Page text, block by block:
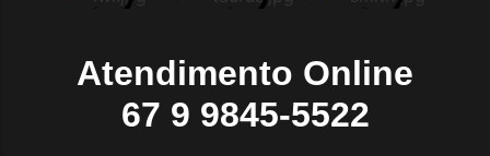
Atendimento Online
67 9 9845-5522